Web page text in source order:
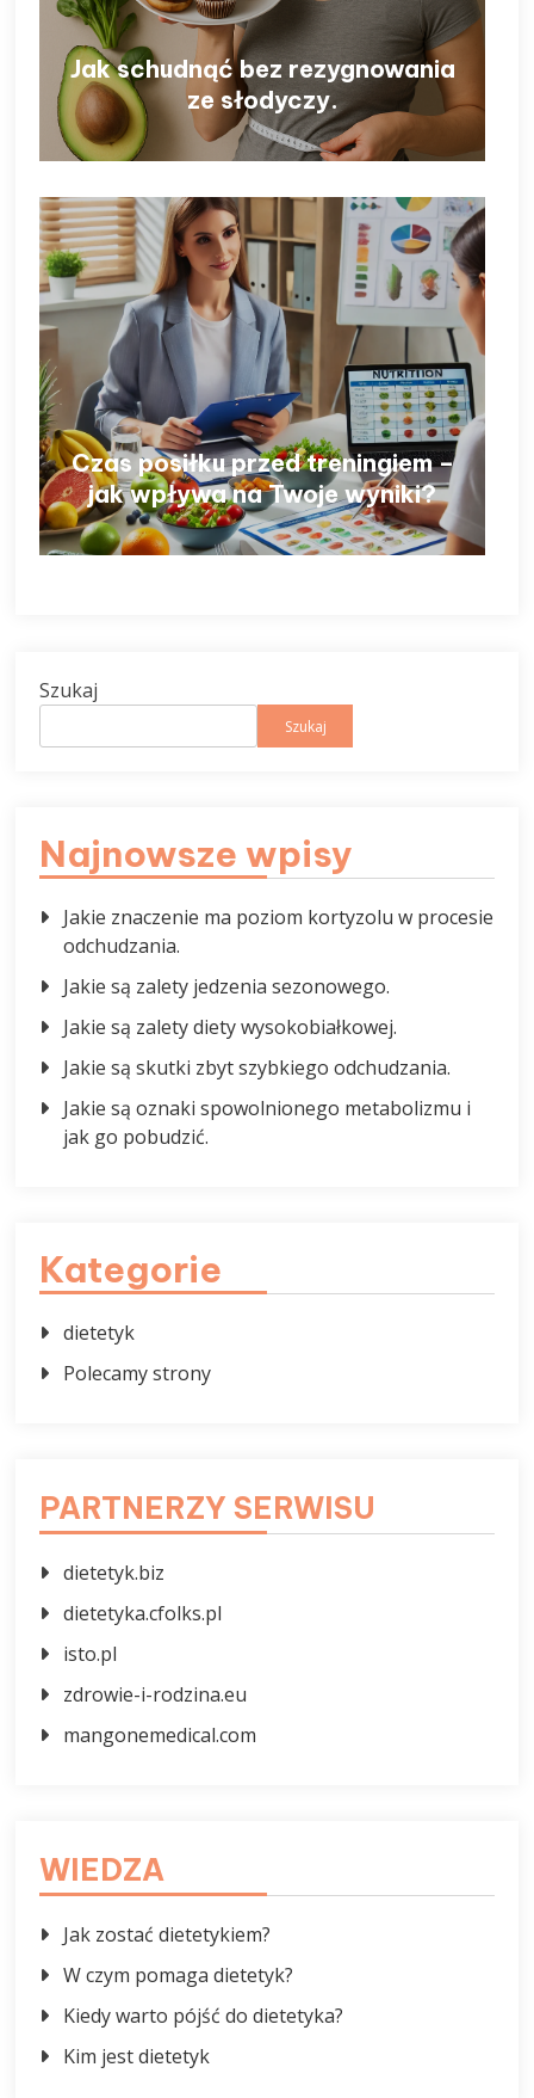
Jak schudnąć bez rezygnowania
ze słodyczy.
Czas posiłku przed treningiem –
jak wpływa na Twoje wyniki?
Szukaj
Szukaj
Najnowsze wpisy
Jakie znaczenie ma poziom kortyzolu w procesie
odchudzania.
Jakie są zalety jedzenia sezonowego.
Jakie są zalety diety wysokobiałkowej.
Jakie są skutki zbyt szybkiego odchudzania.
Jakie są oznaki spowolnionego metabolizmu i
jak go pobudzić.
Kategorie
dietetyk
Polecamy strony
PARTNERZY SERWISU
dietetyk.biz
dietetyka.cfolks.pl
isto.pl
zdrowie-i-rodzina.eu
mangonemedical.com
WIEDZA
Jak zostać dietetykiem?
W czym pomaga dietetyk?
Kiedy warto pójść do dietetyka?
Kim jest dietetyk